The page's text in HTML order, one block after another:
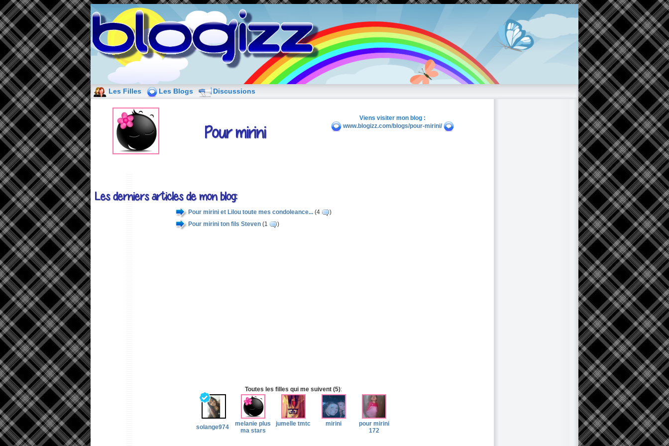
Les Filles Les Blogs Discussions
Pour mirini
Viens visiter mon blog :
www.blogizz.com/blogs/pour-mirini/
Les derniers articles de mon blog:
Pour mirini et Lilou toute mes condoleance... (4
)
Pour mirini ton fils Steven (1 )
Toutes les filles qui me suivent (5):
solange974
melanie plus
ma stars
jumelle tmtc mirini
pour mirini
172